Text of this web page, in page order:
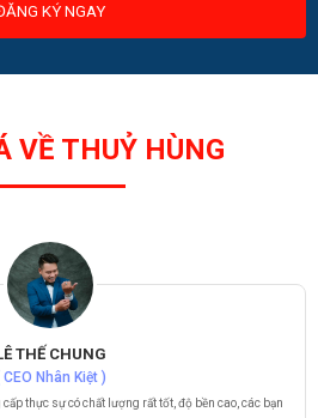
KÝ NGAY
VỀ THUỶ HÙNG
THẾ CHUNG
CEO Nhân Kiệt )
thực sự có chất lượng rất tốt, độ bền cao, các bạn